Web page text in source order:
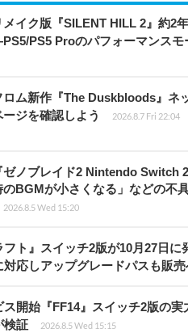
メイク版『SILENT HILL 2』約2
PS5 Proのパフォーマンスモ
ロム新作『The Duskbloods』ネ
ージを確認しよう
2026.8.7 Fri 22:04
ゼノブレイド2 Nintendo Switch
のBGMが小さくなる」などの不
2026.8.5 Wed 15:20
フト』スイッチ2版が10月27日
対応しアップグレードパスも販売
ス開始『FF14』スイッチ2版の
検証
2026.8.5 Wed 15:15